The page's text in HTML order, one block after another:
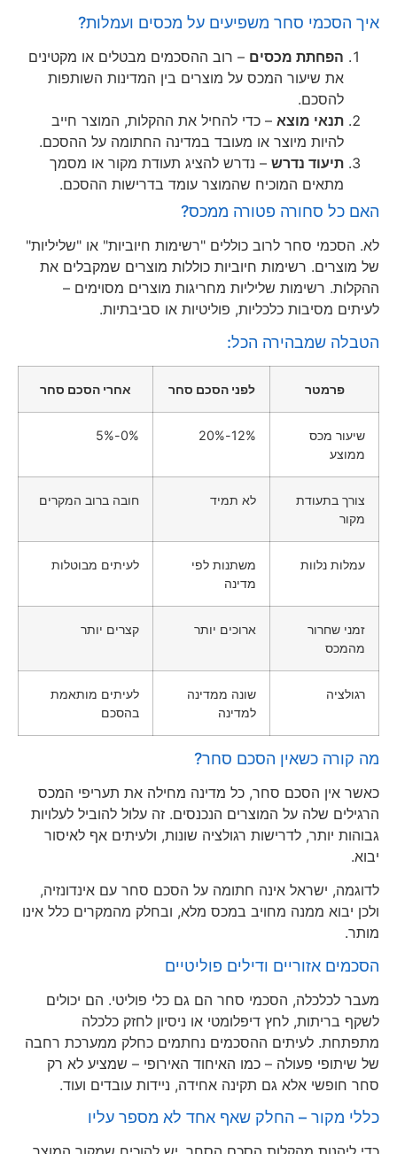
איך הסכמי סחר משפיעים על מכסים ועמלות?
הפחתת מכסים – רוב ההסכמים מבטלים או מקטינים
את שיעור המכס על מוצרים בין המדינות השותפות
להסכם.
תנאי מוצא – כדי להחיל את ההקלות, המוצר חייב
להיות מיוצר או מעובד במדינה החתומה על ההסכם.
תיעוד נדרש – נדרש להציג תעודת מקור או מסמך
מתאים המוכיח שהמוצר עומד בדרישות ההסכם.
האם כל סחורה פטורה ממכס?
לא. הסכמי סחר לרוב כוללים "רשימות חיוביות" או "שליליות"
של מוצרים. רשימות חיוביות כוללות מוצרים שמקבלים את
ההקלות. רשימות שליליות מחריגות מוצרים מסוימים –
לעיתים מסיבות כלכליות, פוליטיות או סביבתיות.
הטבלה שמבהירה הכל:
פרמטר לפני הסכם סחר אחרי הסכם סחר
שיעור מכס
ממוצע
12%-20%
0%-5%
צורך בתעודת
מקור
לא תמיד חובה ברוב המקרים
עמלות נלוות
משתנות לפי
מדינה
לעיתים מבוטלות
זמני שחרור
מהמכס
ארוכים יותר קצרים יותר
רגולציה
שונה ממדינה
למדינה
לעיתים מותאמת
בהסכם
מה קורה כשאין הסכם סחר?
כאשר אין הסכם סחר, כל מדינה מחילה את תעריפי המכס
הרגילים שלה על המוצרים הנכנסים. זה עלול להוביל לעלויות
גבוהות יותר, לדרישות רגולציה שונות, ולעיתים אף לאיסור
יבוא.
לדוגמה, ישראל אינה חתומה על הסכם סחר עם אינדונזיה,
ולכן יבוא ממנה מחויב במכס מלא, ובחלק מהמקרים כלל אינו
מותר.
הסכמים אזוריים ודילים פוליטיים
מעבר לכלכלה, הסכמי סחר הם גם כלי פוליטי. הם יכולים
לשקף בריתות, לחץ דיפלומטי או ניסיון לחזק כלכלה
מתפתחת. לעיתים ההסכמים נחתמים כחלק ממערכת רחבה
של שיתופי פעולה – כמו האיחוד האירופי – שמציע לא רק
סחר חופשי אלא גם תקינה אחידה, ניידות עובדים ועוד.
כללי מקור – החלק שאף אחד לא מספר עליו